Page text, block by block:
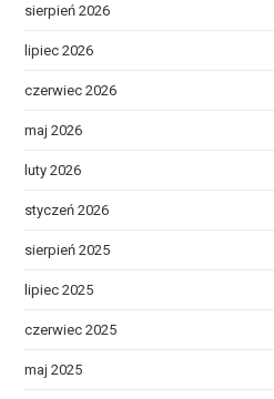
sierpień 2026
lipiec 2026
czerwiec 2026
maj 2026
luty 2026
styczeń 2026
sierpień 2025
lipiec 2025
czerwiec 2025
maj 2025